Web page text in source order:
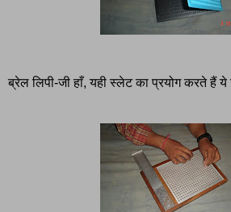
ब्रेल लिपी-जी हाँ, यही स्लेट का प्रयोग करते हैं